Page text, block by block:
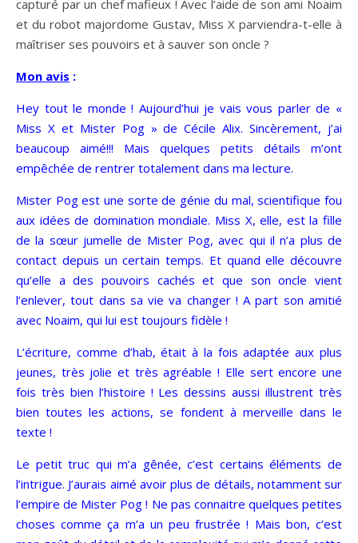
capturé par un chef mafieux ! Avec l’aide de son ami Noaim
et du robot majordome Gustav, Miss X parviendra-t-elle à
maîtriser ses pouvoirs et à sauver son oncle ?
Mon avis :
Hey tout le monde ! Aujourd’hui je vais vous parler de «
Miss X et Mister Pog » de Cécile Alix. Sincèrement, j’ai
beaucoup aimé!!! Mais quelques petits détails m’ont
empêchée de rentrer totalement dans ma lecture.
Mister Pog est une sorte de génie du mal, scientifique fou
aux idées de domination mondiale. Miss X, elle, est la fille
de la sœur jumelle de Mister Pog, avec qui il n’a plus de
contact depuis un certain temps. Et quand elle découvre
qu’elle a des pouvoirs cachés et que son oncle vient
l’enlever, tout dans sa vie va changer ! A part son amitié
avec Noaim, qui lui est toujours fidèle !
L’écriture, comme d’hab, était à la fois adaptée aux plus
jeunes, très jolie et très agréable ! Elle sert encore une
fois très bien l’histoire ! Les dessins aussi illustrent très
bien toutes les actions, se fondent à merveille dans le
texte !
Le petit truc qui m’a gênée, c’est certains éléments de
l’intrigue. J’aurais aimé avoir plus de détails, notamment sur
l’empire de Mister Pog ! Ne pas connaitre quelques petites
choses comme ça m’a un peu frustrée ! Mais bon, c’est